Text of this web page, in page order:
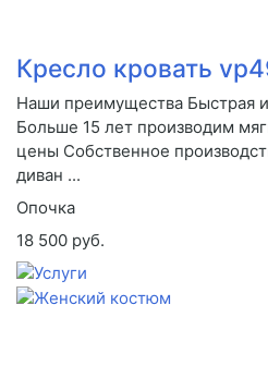
Кресло кровать
Наши преимущества Быстрая
Больше 15 лет производим
цены Собственное
диван ...
Опочка
18 500 руб.